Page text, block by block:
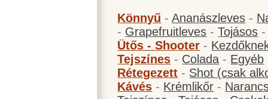
Könnyű -Ananászleves -
- Grapefruitleves -Tojásos
Ütős - Shooter -
Tejszínes - Colada - Egyéb
Rétegezett - Shot (csak
Kávés - Krémlikőr -